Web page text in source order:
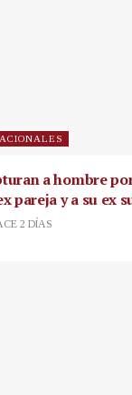
a hombre
pareja y a su ex
2 DÍAS